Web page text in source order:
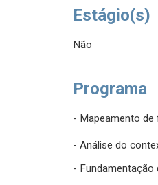
Estágio(s)
Não
Programa
- Mapeamento
- Análise do
-